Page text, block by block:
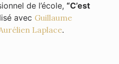
de l’école, “C’est
avec Guillaume
Laplace.